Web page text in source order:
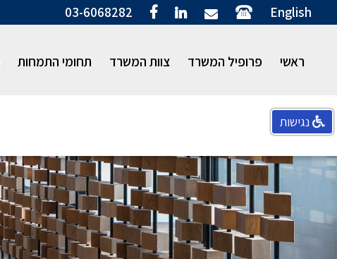
English
03-6068282
ראשי פרופיל המשרד צוות המשרד תחומי התמחות
נגישות